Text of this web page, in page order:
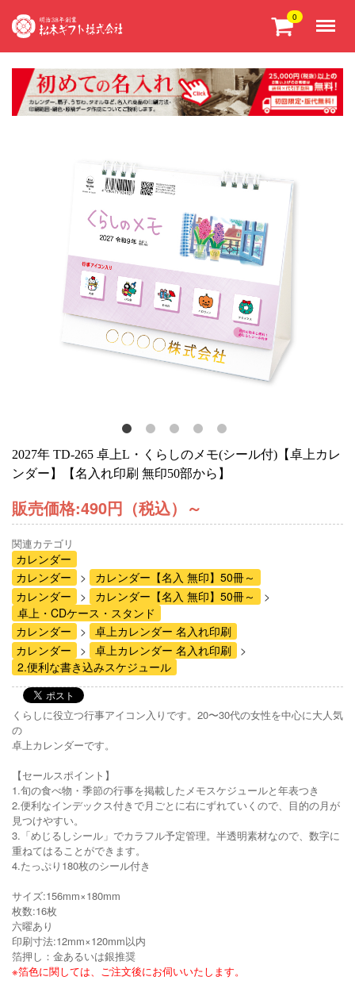
0
2027年 TD-265 卓上L・くらしのメモ(シール付)【卓上カレ
ンダー】【名入れ印刷 無印50部から】
販売価格:490円（税込） ～
関連カテゴリ
カレンダー
カレンダー
カレンダー【名入 無印】50冊～
カレンダー
カレンダー【名入 無印】50冊～
卓上・CDケース・スタンド
カレンダー
卓上カレンダー 名入れ印刷
カレンダー
卓上カレンダー 名入れ印刷
2.便利な書き込みスケジュール
くらしに役立つ行事アイコン入りです。20〜30代の女性を中心に大人気
の
卓上カレンダーです。
【セールスポイント】
1.旬の食べ物・季節の行事を掲載したメモスケジュールと年表つき
2.便利なインデックス付きで月ごとに右にずれていくので、目的の月が
見つけやすい。
3.「めじるしシール」でカラフル予定管理。半透明素材なので、数字に
重ねてはることができます。
4.たっぷり180枚のシール付き
サイズ:156mm×180mm
枚数:16枚
六曜あり
印刷寸法:12mm×120mm以内
箔押し：金あるいは銀推奨
※箔色に関しては、ご注文後にお伺いいたします。